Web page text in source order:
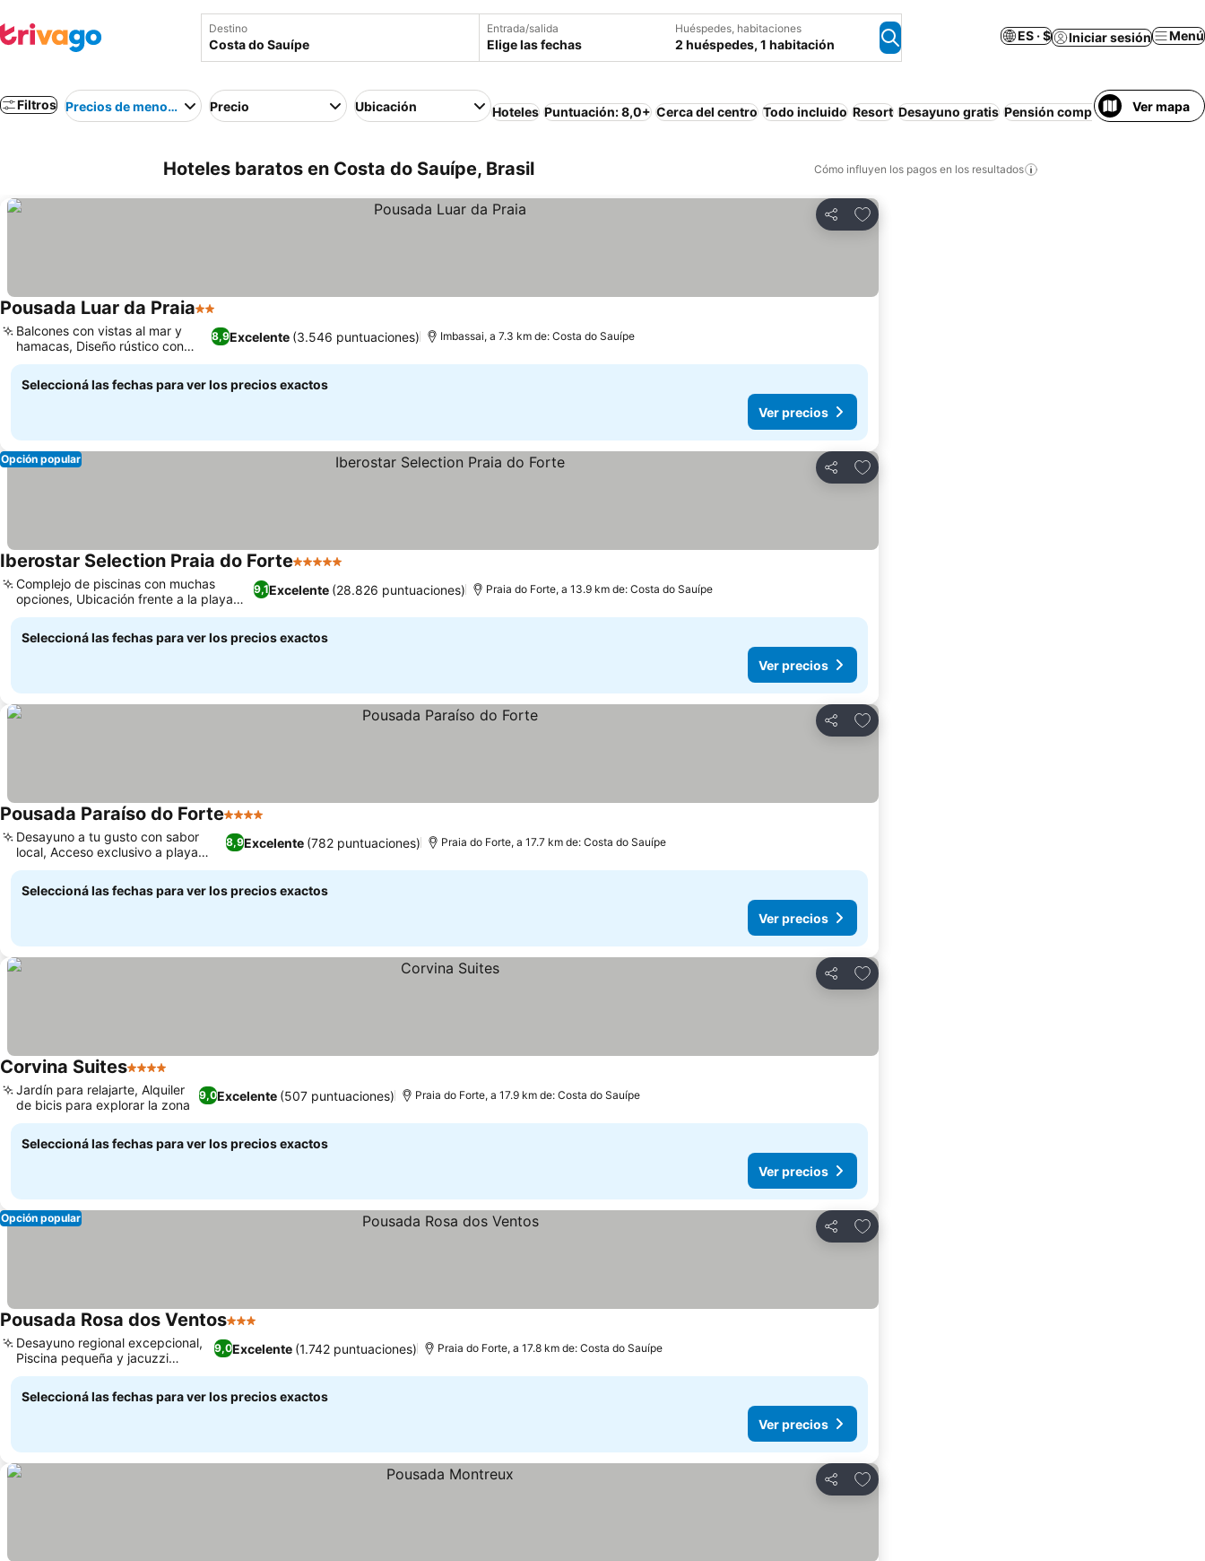
Destino Entrada/salida
Elige las fechas
Huéspedes, habitaciones
2 huéspedes, 1 habitación
ES · $ Iniciar sesión Menú
Filtros Precios de menor a mayorPrecio Ubicación Hoteles Puntuación: 8,0+ Cerca del centro Todo incluido Resort Desayuno gratis Pensión completa AireVer mapa
Hoteles baratos en Costa do Sauípe, Brasil Cómo influyen los pagos en los resultados
Compartir
Añadir a favoritos
Pousada Luar da Praia2 Estrellas
8,9Excelente (3.546 puntuaciones)
Balcones con vistas al mar y
hamacas, Diseño rústico con
encanto
Imbassai, a 7.3 km de: Costa do Sauípe
Seleccioná las fechas para ver los precios exactos
Ver precios
Compartir
Añadir a favoritos
Opción popular
Iberostar Selection Praia do Forte5 Estrellas
9,1Excelente (28.826 puntuaciones)
Complejo de piscinas con muchas
opciones, Ubicación frente a la playa
con vistas al mar
Praia do Forte, a 13.9 km de: Costa do Sauípe
Seleccioná las fechas para ver los precios exactos
Ver precios
Compartir
Añadir a favoritos
Pousada Paraíso do Forte4 Estrellas
8,9Excelente (782 puntuaciones)
Desayuno a tu gusto con sabor
local, Acceso exclusivo a playa
privada
Praia do Forte, a 17.7 km de: Costa do Sauípe
Seleccioná las fechas para ver los precios exactos
Ver precios
Compartir
Añadir a favoritos
Corvina Suites4 Estrellas
9,0Excelente (507 puntuaciones)
Jardín para relajarte, Alquiler
de bicis para explorar la zona
Praia do Forte, a 17.9 km de: Costa do Sauípe
Seleccioná las fechas para ver los precios exactos
Ver precios
Compartir
Añadir a favoritos
Opción popular
Pousada Rosa dos Ventos3 Estrellas
9,0Excelente (1.742 puntuaciones)
Desayuno regional excepcional,
Piscina pequeña y jacuzzi
exterior
Praia do Forte, a 17.8 km de: Costa do Sauípe
Seleccioná las fechas para ver los precios exactos
Ver precios
Compartir
Añadir a favoritos